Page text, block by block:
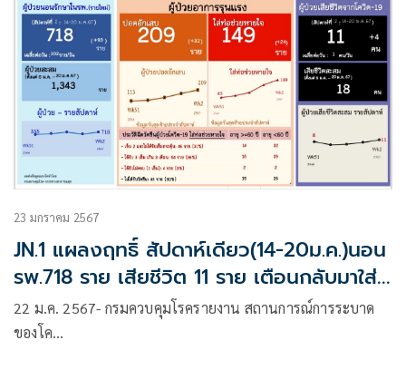
23 มกราคม 2567
JN.1 แผลงฤทธิ์ สัปดาห์เดียว(14-20ม.ค.)นอน
รพ.718 ราย เสียชีวิต 11 ราย เตือนกลับมาใส่
หน้ากาก
22 ม.ค. 2567- กรมควบคุมโรครายงาน สถานการณ์การระบาด
ของโค…